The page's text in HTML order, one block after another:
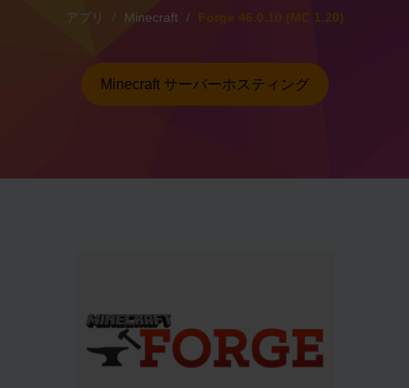
アプリ Minecraft Forge 46.0.10 (MC 1.20)
Minecraft サーバーホスティング